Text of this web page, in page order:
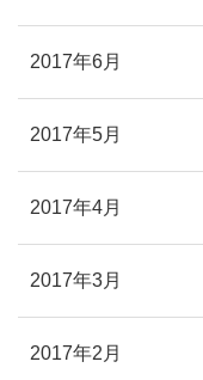
2017年6月
2017年5月
2017年4月
2017年3月
2017年2月